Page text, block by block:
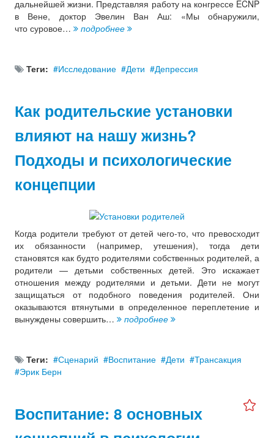
дальнейшей жизни. Представляя работу на конгрессе ECNP
в Вене, доктор Эвелин Ван Аш: «Мы обнаружили,
что суровое…
подробнее
Теги: Исследование Дети Депрессия
Как родительские установки
влияют на нашу жизнь?
Подходы и психологические
концепции
Когда родители требуют от детей чего-то, что превосходит
их обязанности (например, утешения), тогда дети
становятся как будто родителями собственных родителей, а
родители — детьми собственных детей. Это искажает
отношения между родителями и детьми. Дети не могут
защищаться от подобного поведения родителей. Они
оказываются втянутыми в определенное переплетение и
вынуждены совершить…
подробнее
Теги: Сценарий Воспитание Дети
Трансакция
Эрик Берн
Воспитание: 8 основных